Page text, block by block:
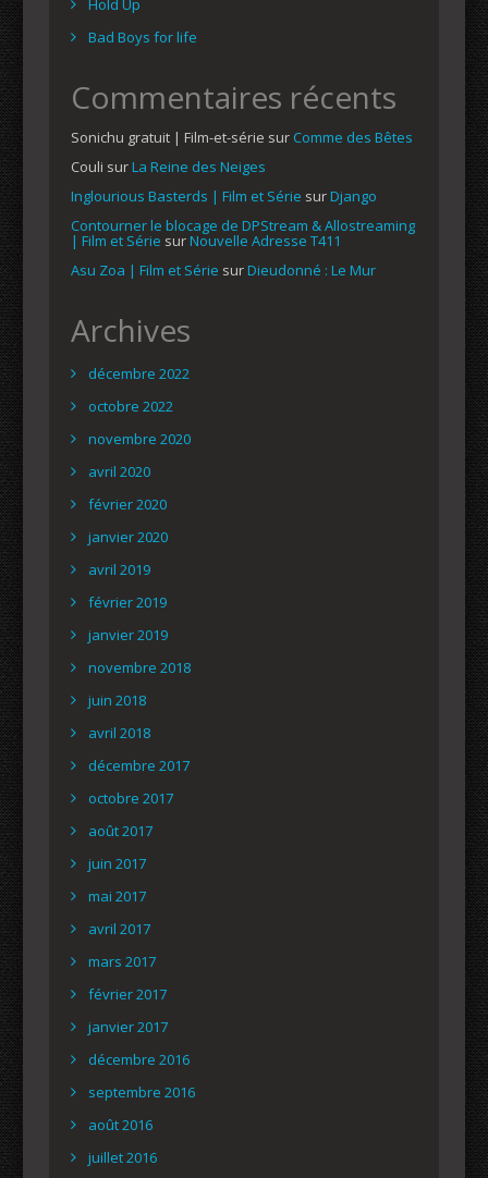
Hold Up
Bad Boys for life
Commentaires récents
Sonichu gratuit | Film-et-série sur Comme des Bêtes
Couli surLa Reine des Neiges
Inglourious Basterds | Film et Série surDjango
Contourner le blocage de DPStream & Allostreaming
| Film et Série surNouvelle Adresse T411
Asu Zoa | Film et Série surDieudonné : Le Mur
Archives
décembre 2022
octobre 2022
novembre 2020
avril 2020
février 2020
janvier 2020
avril 2019
février 2019
janvier 2019
novembre 2018
juin 2018
avril 2018
décembre 2017
octobre 2017
août 2017
juin 2017
mai 2017
avril 2017
mars 2017
février 2017
janvier 2017
décembre 2016
septembre 2016
août 2016
juillet 2016